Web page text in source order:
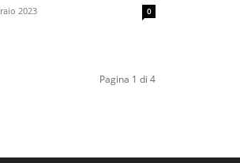
2023 0
Pagina 1 di 4